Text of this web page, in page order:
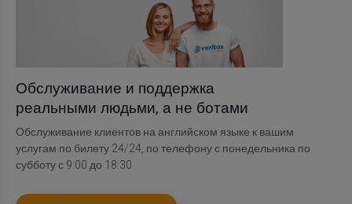
Обслуживание и поддержка
реальными людьми, а не ботами
Обслуживание клиентов на английском языке к вашим
услугам по билету 24/24, по телефону с понедельника по
субботу с 9:00 до 18:30